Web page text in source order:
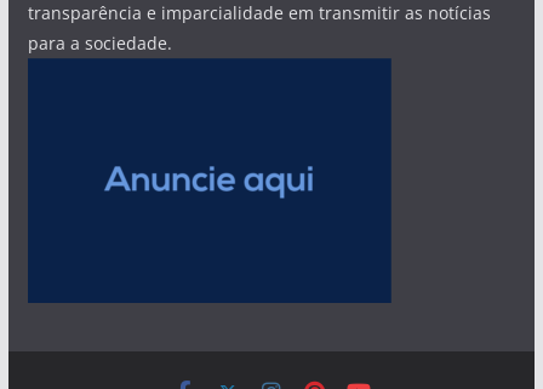
transparência e imparcialidade em transmitir as notícias
para a sociedade.